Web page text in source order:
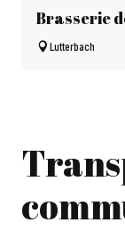
Brasserie
Lutterbach